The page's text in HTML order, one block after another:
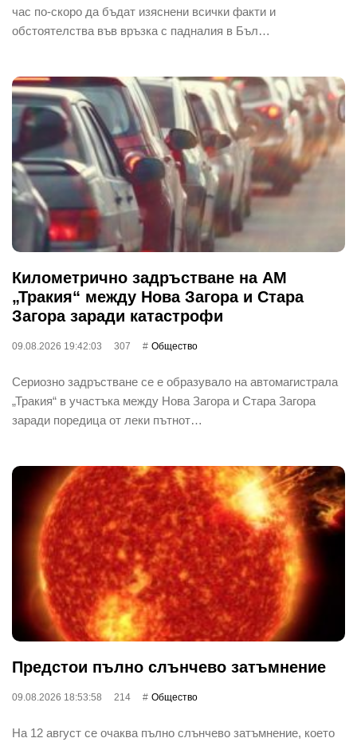
час по-скоро да бъдат изяснени всички факти и
обстоятелства във връзка с падналия в Бъл…
Километрично задръстване на АМ
„Тракия“ между Нова Загора и Стара
Загора заради катастрофи
09.08.2026 19:42:03 307 Общество
Сериозно задръстване се е образувало на автомагистрала
„Тракия“ в участъка между Нова Загора и Стара Загора
заради поредица от леки пътнот…
Предстои пълно слънчево затъмнение
09.08.2026 18:53:58 214 Общество
На 12 август се очаква пълно слънчево затъмнение, което